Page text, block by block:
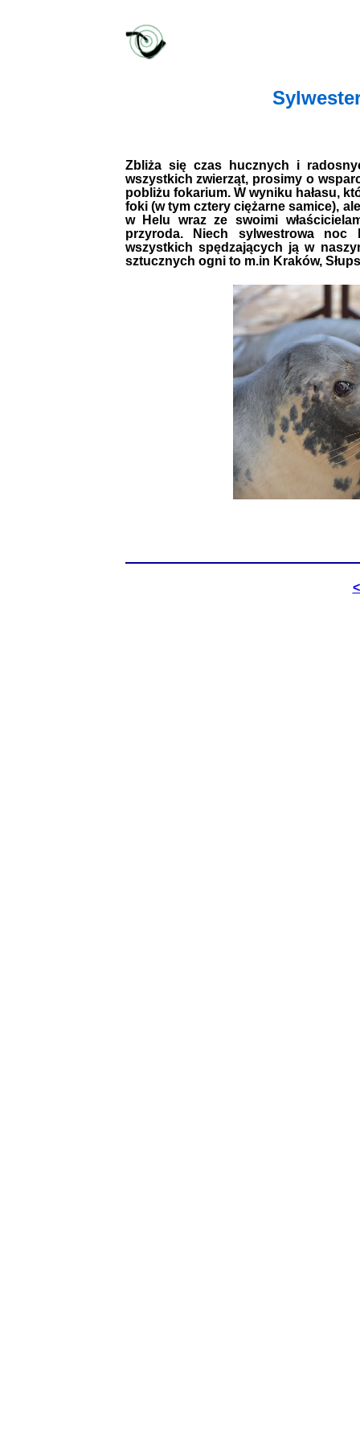
Zbliża się czas hucznych i
wszystkich zwierząt, prosimy o
pobliżu fokarium. W wyniku hałasu,
foki (w tym cztery ciężarne samice),
w Helu wraz ze swoimi
przyroda. Niech sylwestrowa
wszystkich spędzających ją w
sztucznych ogni to m.in Kraków,